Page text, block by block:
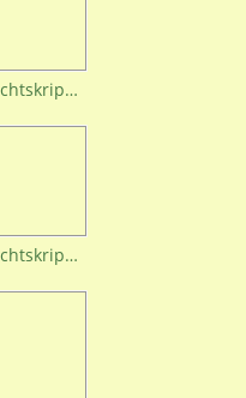
Weihnachtskrippe (25)
Weihnachtskrippe (31)